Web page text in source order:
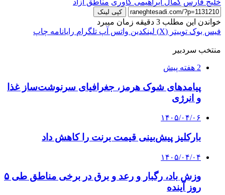
کپی لینک
خواندن این مطلب 3 دقیقه زمان میبرد
فیس بوک توییتر (X) لینکدین واتس آپ تلگرام رایانامه چاپ
منتخب سردبیر
2 هفته پیش
پیامدهای شوک هرمز، جغرافیای سرنوشت‌ساز غذا
و انرژی
۱۴۰۵/۰۴/۰۶
بارکلیز پیش‌بینی قیمت برنت را کاهش داد
۱۴۰۵/۰۴/۰۴
وزش باد، رگبار و رعد و برق در برخی مناطق طی ۵
روز آینده